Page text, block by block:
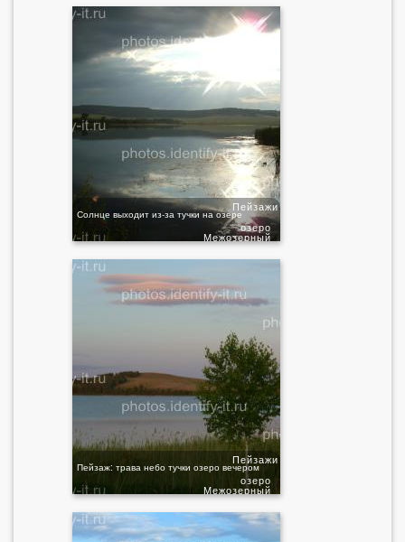
Солнце выходит из-за тучки на озере
Пейзажи
Межозерный
озеро
Пейзаж: трава небо тучки озеро вечером
Пейзажи
Межозерный
озеро